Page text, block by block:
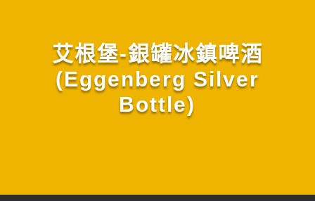
艾根堡-銀罐冰鎮啤酒
(Eggenberg Silver
Bottle)